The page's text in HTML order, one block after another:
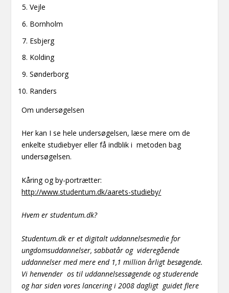
Vejle
Bornholm
Esbjerg
Kolding
Sønderborg
Randers
Om undersøgelsen
Her kan I se hele undersøgelsen, læse mere om de
enkelte studiebyer eller få indblik i metoden bag
undersøgelsen.
Kåring og by-portrætter:
http://www.studentum.dk/aarets-studieby/
Hvem er studentum.dk?
Studentum.dk er et digitalt uddannelsesmedie for
ungdomsuddannelser, sabbatår og videregående
uddannelser med mere end 1,1 million årligt besøgende.
Vi henvender os til uddannelsessøgende og studerende
og har siden vores lancering i 2008 dagligt guidet flere